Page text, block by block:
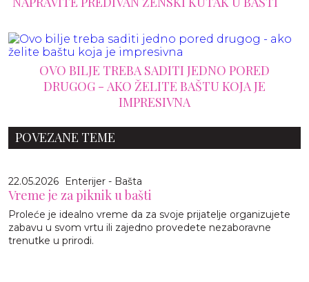
OVO BILJE TREBA SADITI JEDNO PORED
DRUGOG - AKO ŽELITE BAŠTU KOJA JE
IMPRESIVNA
POVEZANE TEME
22.05.2026 Enterijer - Bašta
Vreme je za piknik u bašti
Proleće je idealno vreme da za svoje prijatelje organizujete
zabavu u svom vrtu ili zajedno provedete nezaboravne
trenutke u prirodi.